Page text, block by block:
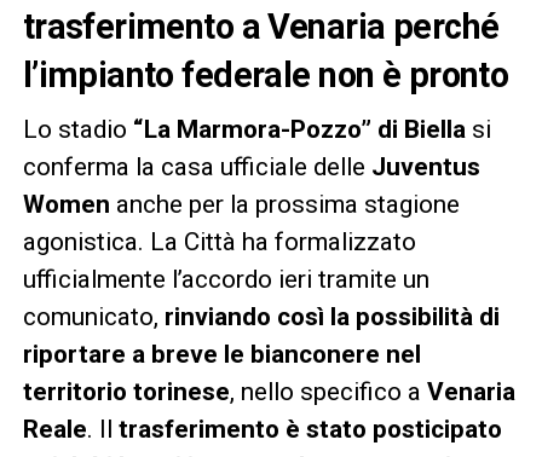
trasferimento a Venaria perché
l’impianto federale non è pronto
Lo stadio “La Marmora-Pozzo” di Biellasi
conferma la casa ufficiale delle Juventus
Women anche per la prossima stagione
agonistica. La Città ha formalizzato
ufficialmente l’accordo ieri tramite un
comunicato, rinviando così la possibilità di
riportare a breve le bianconere nel
territorio torinese, nello specifico a Venaria
Reale. Il trasferimento è stato posticipato